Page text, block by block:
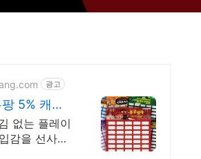
광고
5% 캐시
없는 플레이
감을 선사합